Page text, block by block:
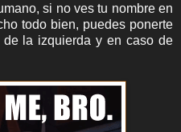
si no ves tu nombre en
todo bien, puedes ponerte
la izquierda y en caso de